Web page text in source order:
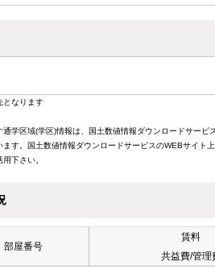
となります
学区域(学区)情報は、国土数値情報ダウンロードサー
す。国土数値情報ダウンロードサービスのWEBサイ
下さい。
部屋番号
賃料
共益費/管理